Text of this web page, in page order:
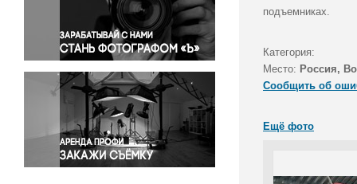
Правосудие
Происшествия и конфликты
Религия
Светская жизнь
Спорт
Экология
Экономика и бизнес
подъемниках.
Категория:
Место: Россия,
Сообщить об
Ещё фото